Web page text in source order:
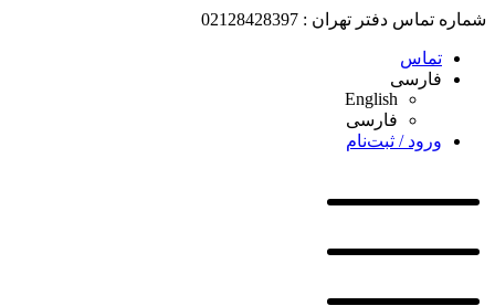
شماره تماس دفتر تهران : 02128428397
تماس
فارسی
English
فارسی
ورود / ثبت‌نام